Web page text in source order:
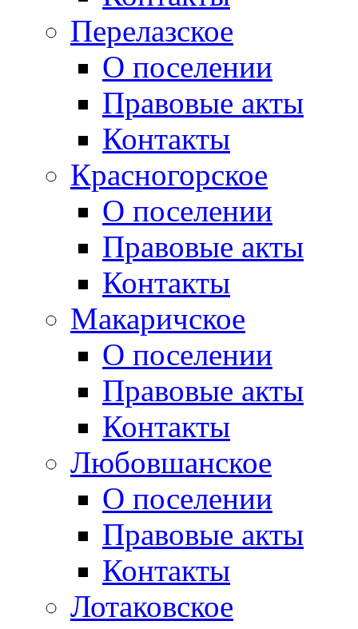
Перелазское
О поселении
Правовые акты
Контакты
Красногорское
О поселении
Правовые акты
Контакты
Макаричское
О поселении
Правовые акты
Контакты
Любовшанское
О поселении
Правовые акты
Контакты
Лотаковское